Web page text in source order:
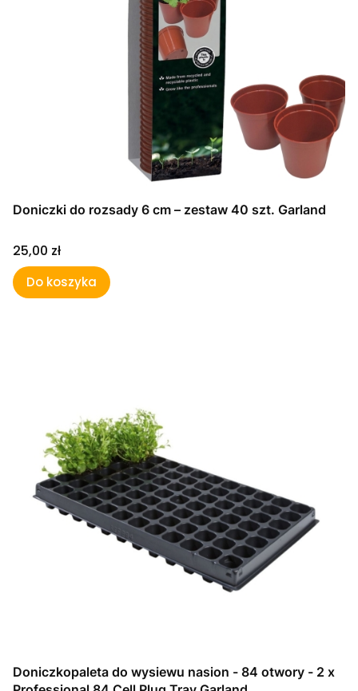
Doniczki do rozsady 6 cm – zestaw 40 szt. Garland
Cena
25,00 zł
Do koszyka
Doniczkopaleta do wysiewu nasion - 84 otwory - 2 x